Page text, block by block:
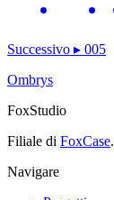
Successivo ▸ 005
Ombrys
FoxStudio
Filiale di FoxCase.
Navigare